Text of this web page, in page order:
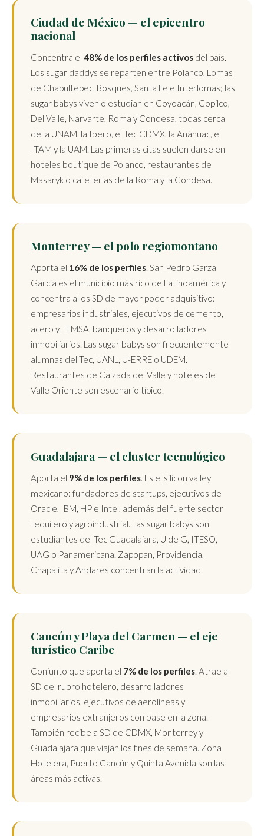
Ciudad de México — el epicentro
nacional
Concentra el 48% de los perfiles activos del país.
Los sugar daddys se reparten entre Polanco, Lomas
de Chapultepec, Bosques, Santa Fe e Interlomas; las
sugar babys viven o estudian en Coyoacán, Copilco,
Del Valle, Narvarte, Roma y Condesa, todas cerca
de la UNAM, la Ibero, el Tec CDMX, la Anáhuac, el
ITAM y la UAM. Las primeras citas suelen darse en
hoteles boutique de Polanco, restaurantes de
Masaryk o cafeterías de la Roma y la Condesa.
Monterrey — el polo regiomontano
Aporta el 16% de los perfiles. San Pedro Garza
García es el municipio más rico de Latinoamérica y
concentra a los SD de mayor poder adquisitivo:
empresarios industriales, ejecutivos de cemento,
acero y FEMSA, banqueros y desarrolladores
inmobiliarios. Las sugar babys son frecuentemente
alumnas del Tec, UANL, U-ERRE o UDEM.
Restaurantes de Calzada del Valle y hoteles de
Valle Oriente son escenario típico.
Guadalajara — el cluster tecnológico
Aporta el 9% de los perfiles. Es el silicon valley
mexicano: fundadores de startups, ejecutivos de
Oracle, IBM, HP e Intel, además del fuerte sector
tequilero y agroindustrial. Las sugar babys son
estudiantes del Tec Guadalajara, U de G, ITESO,
UAG o Panamericana. Zapopan, Providencia,
Chapalita y Andares concentran la actividad.
Cancún y Playa del Carmen — el eje
turístico Caribe
Conjunto que aporta el 7% de los perfiles. Atrae a
SD del rubro hotelero, desarrolladores
inmobiliarios, ejecutivos de aerolíneas y
empresarios extranjeros con base en la zona.
También recibe a SD de CDMX, Monterrey y
Guadalajara que viajan los fines de semana. Zona
Hotelera, Puerto Cancún y Quinta Avenida son las
áreas más activas.